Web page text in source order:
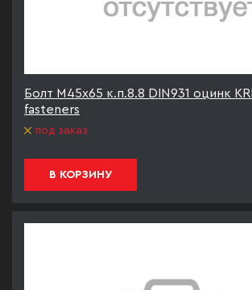
Болт М45х65 к.п.8.8 DIN931 оцинк
fasteners
под заказ
В КОРЗИНУ